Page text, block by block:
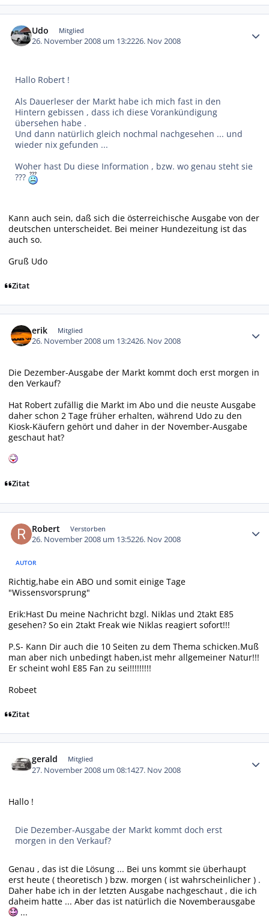
Udo Mitglied
26. November 2008 um 13:2226. Nov 2008
Hallo Robert !
Als Dauerleser der Markt habe ich mich fast in den
Hintern gebissen , dass ich diese Vorankündigung
übersehen habe .
Und dann natürlich gleich nochmal nachgesehen ... und
wieder nix gefunden ...
Woher hast Du diese Information , bzw. wo genau steht sie
???
Kann auch sein, daß sich die österreichische Ausgabe von der
deutschen unterscheidet. Bei meiner Hundezeitung ist das
auch so.
Gruß Udo
Zitat
erik Mitglied
26. November 2008 um 13:2426. Nov 2008
Die Dezember-Ausgabe der Markt kommt doch erst morgen in
den Verkauf?
Hat Robert zufällig die Markt im Abo und die neuste Ausgabe
daher schon 2 Tage früher erhalten, während Udo zu den
Kiosk-Käufern gehört und daher in der November-Ausgabe
geschaut hat?
Zitat
Robert Verstorben
26. November 2008 um 13:5226. Nov 2008
AUTOR
Richtig,habe ein ABO und somit einige Tage
"Wissensvorsprung"
Erik:Hast Du meine Nachricht bzgl. Niklas und 2takt E85
gesehen? So ein 2takt Freak wie Niklas reagiert sofort!!!
P.S- Kann Dir auch die 10 Seiten zu dem Thema schicken.Muß
man aber nich unbedingt haben,ist mehr allgemeiner Natur!!!
Er scheint wohl E85 Fan zu sei!!!!!!!!!
Robeet
Zitat
gerald Mitglied
27. November 2008 um 08:1427. Nov 2008
Hallo !
Die Dezember-Ausgabe der Markt kommt doch erst
morgen in den Verkauf?
Genau , das ist die Lösung ... Bei uns kommt sie überhaupt
erst heute ( theoretisch ) bzw. morgen ( ist wahrscheinlicher ) .
Daher habe ich in der letzten Ausgabe nachgeschaut , die ich
daheim hatte ... Aber das ist natürlich die Novemberausgabe
...